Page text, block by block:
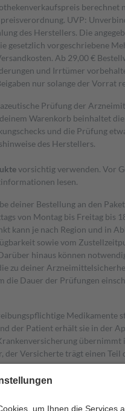
berechnet
UVP:
des Herstellers. Die
gesetzlich vorgeschriebene
Ab 29,00 €
und Irrtümer
nur solange der Vorrat
Prüfung der
Warenkorb beinhaltet
und die Prüfung
des Herstellers.
vorsichtig verwenden. Vor
lesen.
deiner Bestellung an den
von Montag bis Freitag bis
kann je nach Region und in
sowie vom
hinaus können
zu deiner
die Dauer der Prüfungen
Medikamente
der Patient erhält sie in der
übernimmt
der Versicherte trägt einen Teil
leisten Mitglieder Zuzahlungen
Euro.
Es sind jedoch nie